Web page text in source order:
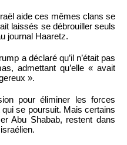
aide ces mêmes clans se
laissés se débrouiller seuls
journal Haaretz.
a déclaré qu’il n’était pas
admettant qu’elle « avait
».
pour éliminer les forces
se poursuit. Mais certains
Abu Shabab, restent dans